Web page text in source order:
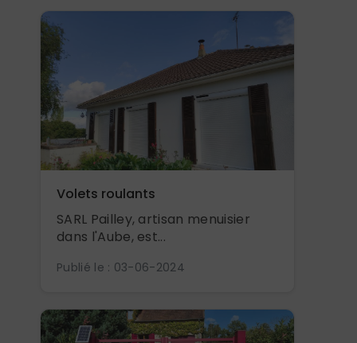
Volets roulants
SARL Pailley, artisan menuisier
dans l'Aube, est...
Publié le : 03-06-2024